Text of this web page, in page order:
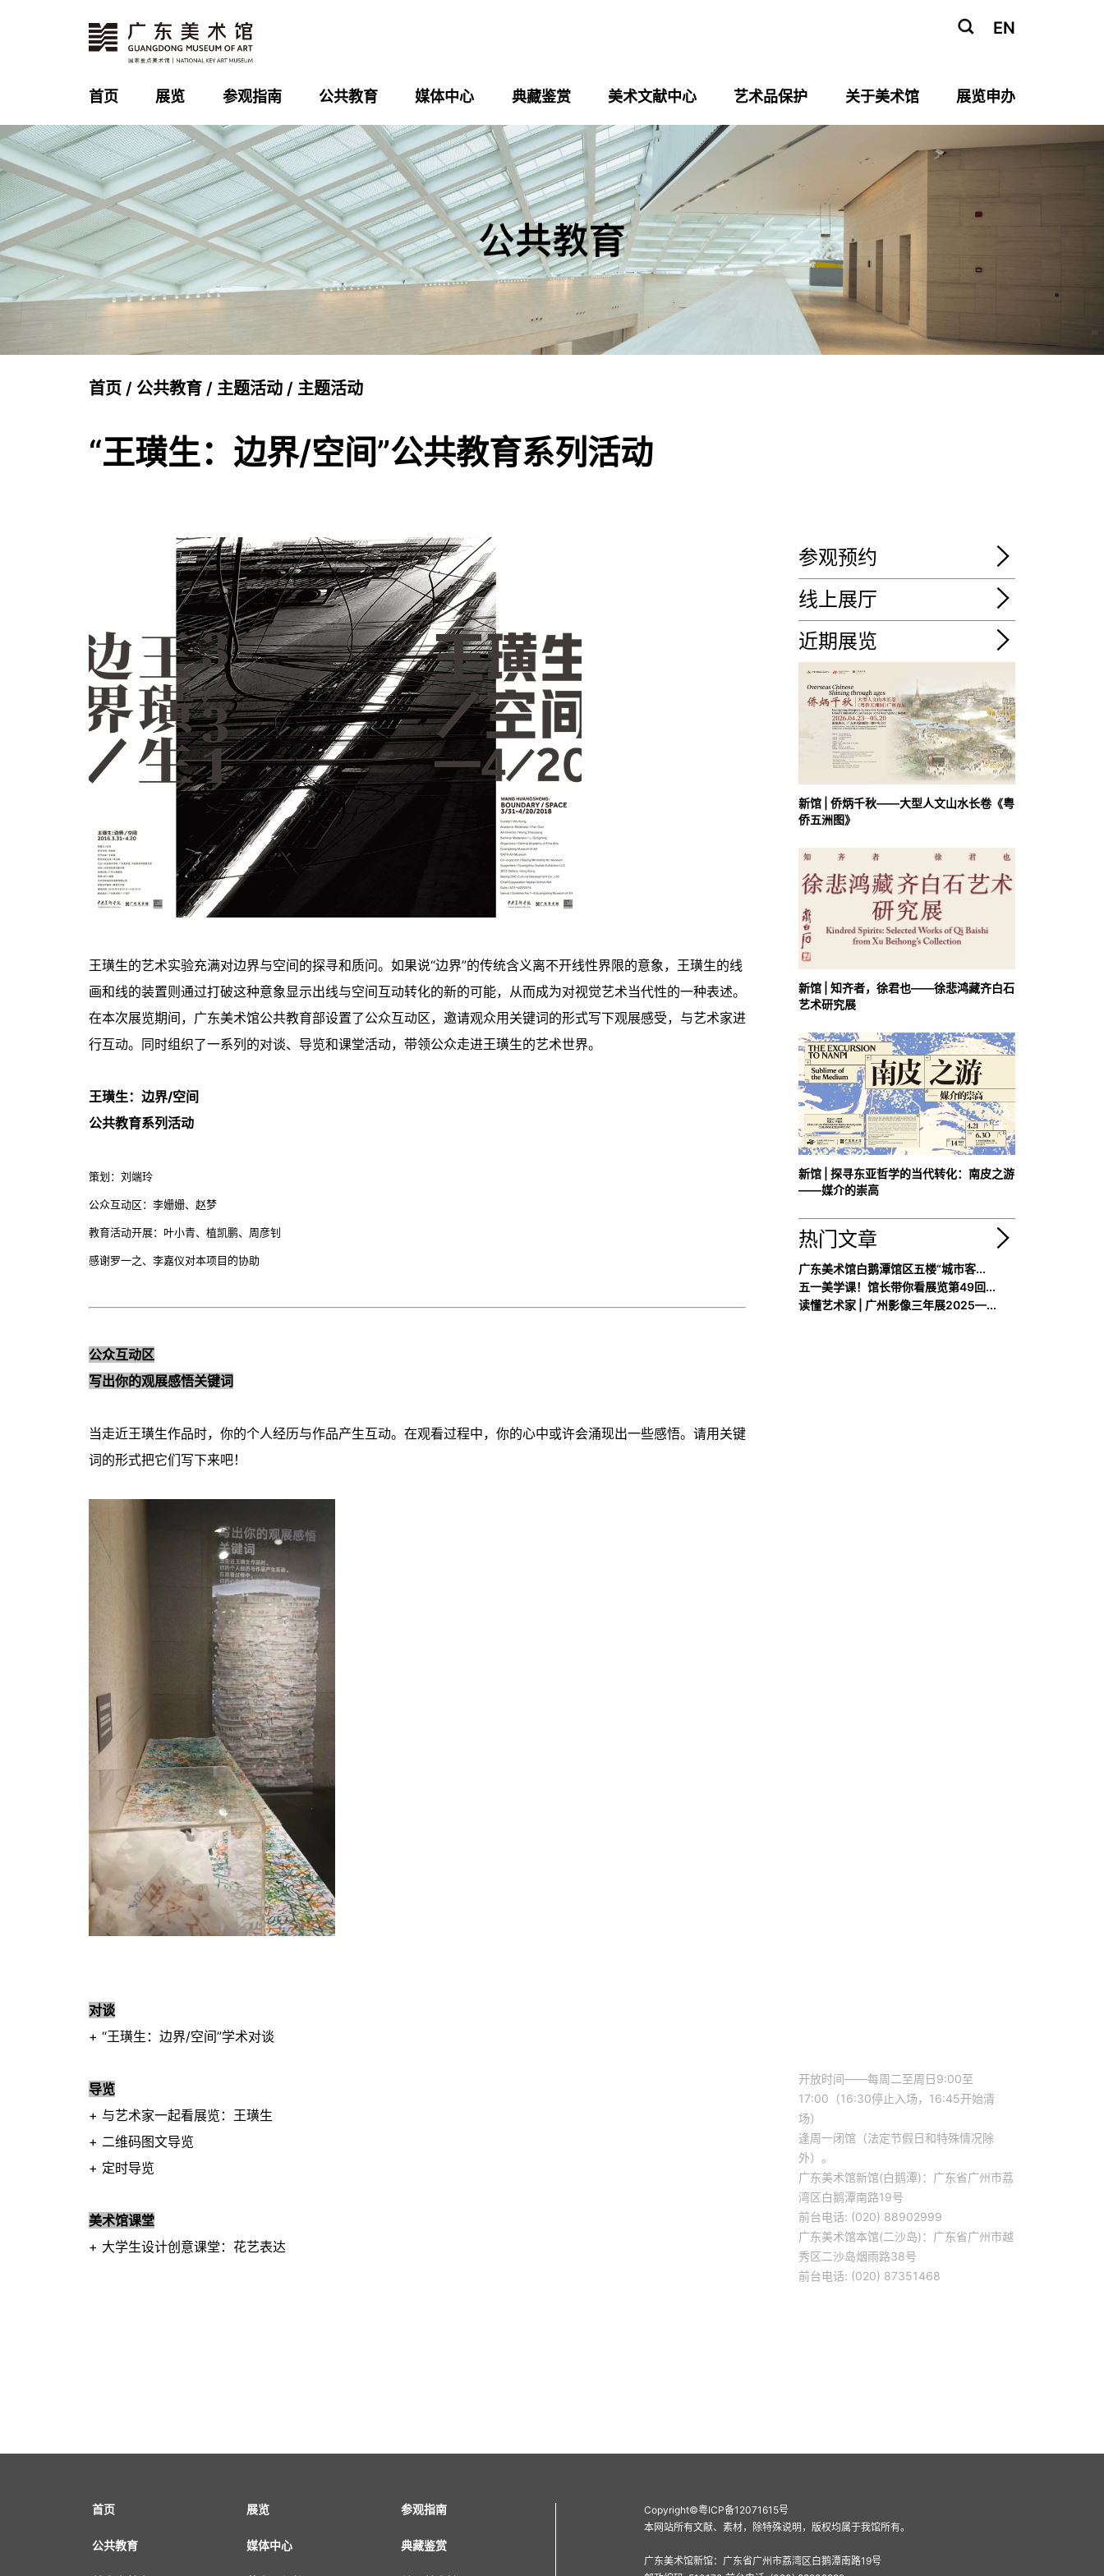
EN
首页 展览 参观指南 公共教育 媒体中心 典藏鉴赏 美术文献中心 艺术品保护 关于美术馆 展览申办
首页 / 公共教育 / 主题活动 / 主题活动
“王璜生：边界/空间”公共教育系列活动
王璜生的艺术实验充满对边界与空间的探寻和质问。如果说“边界”的传统含义离不开线性界限的意象，王璜生的线
画和线的装置则通过打破这种意象显示出线与空间互动转化的新的可能，从而成为对视觉艺术当代性的一种表述。
在本次展览期间，广东美术馆公共教育部设置了公众互动区，邀请观众用关键词的形式写下观展感受，与艺术家进
行互动。同时组织了一系列的对谈、导览和课堂活动，带领公众走进王璜生的艺术世界。
王璜生：边界/空间
公共教育系列活动
策划：刘端玲
公众互动区：李姗姗、赵梦
教育活动开展：叶小青、植凯鹏、周彦钊
感谢罗一之、李嘉仪对本项目的协助
公众互动区
写出你的观展感悟关键词
当走近王璜生作品时，你的个人经历与作品产生互动。在观看过程中，你的心中或许会涌现出一些感悟。请用关键
词的形式把它们写下来吧！
对谈
+ “王璜生：边界/空间”学术对谈
导览
+ 与艺术家一起看展览：王璜生
+ 二维码图文导览
+ 定时导览
美术馆课堂
+ 大学生设计创意课堂：花艺表达
参观预约
线上展厅
近期展览
新馆 | 侨炳千秋——大型人文山水长卷《粤
侨五洲图》
新馆 | 知齐者，徐君也——徐悲鸿藏齐白石
艺术研究展
新馆 | 探寻东亚哲学的当代转化：南皮之游
——媒介的崇高
热门文章
广东美术馆白鹅潭馆区五楼“城市客...
五一美学课！馆长带你看展览第49回...
读懂艺术家 | 广州影像三年展2025—...
开放时间——每周二至周日9:00至
17:00（16:30停止入场，16:45开始清
场）
逢周一闭馆（法定节假日和特殊情况除
外）。
广东美术馆新馆(白鹅潭)：广东省广州市荔
湾区白鹅潭南路19号
前台电话: (020) 88902999
广东美术馆本馆(二沙岛)：广东省广州市越
秀区二沙岛烟雨路38号
前台电话: (020) 87351468
首页 展览 参观指南
公共教育 媒体中心 典藏鉴赏
Copyright©粤ICP备12071615号
本网站所有文献、素材，除特殊说明，版权均属于我馆所有。
广东美术馆新馆：广东省广州市荔湾区白鹅潭南路19号